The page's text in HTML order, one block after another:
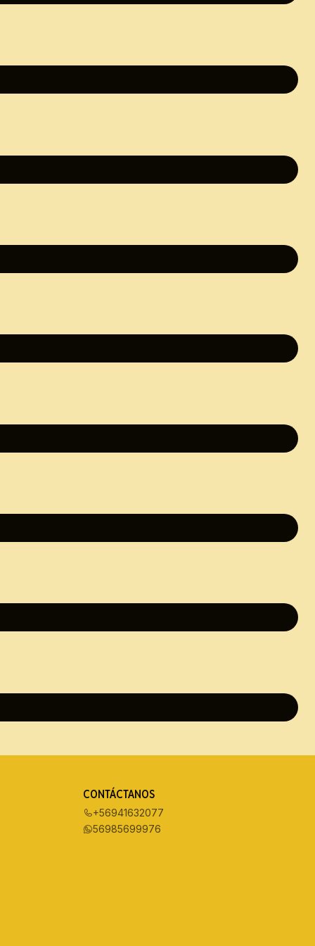
CONTÁCTANOS
+56941632077
56985699976